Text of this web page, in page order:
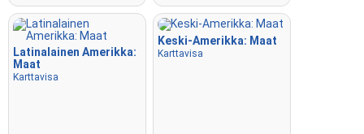
Latinalainen Amerikka:
Maat
Karttavisa
Keski-Amerikka: Maat
Karttavisa